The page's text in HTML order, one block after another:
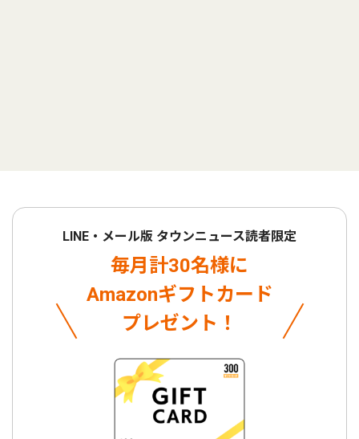
LINE・メール版 タウンニュース読者限定
毎月計30名様に
Amazonギフトカード
プレゼント！